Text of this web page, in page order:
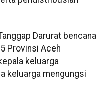
Darurat bencana
Provinsi Aceh
keluarga
keluarga mengungsi